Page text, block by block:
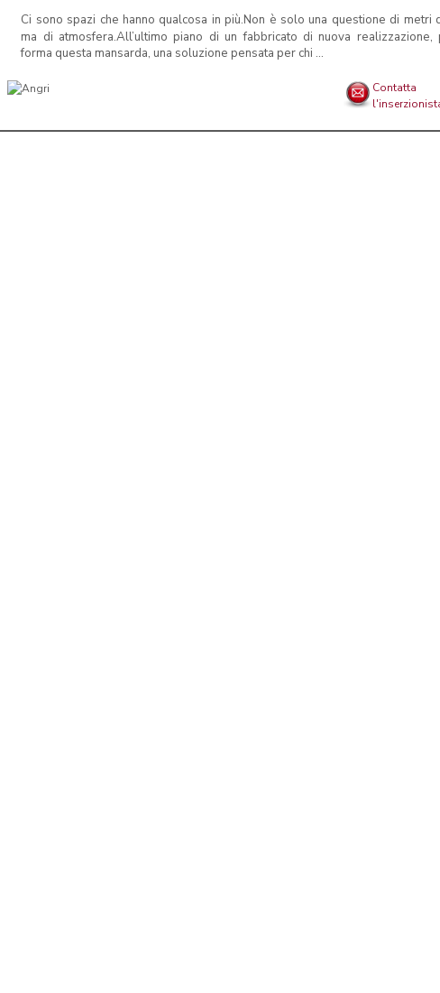
Ci sono spazi che hanno qualcosa in più.Non è solo una questione di metri
ma di atmosfera.All’ultimo piano di un fabbricato di nuova realizzazione,
forma questa mansarda, una soluzione pensata per chi ...
Contatta